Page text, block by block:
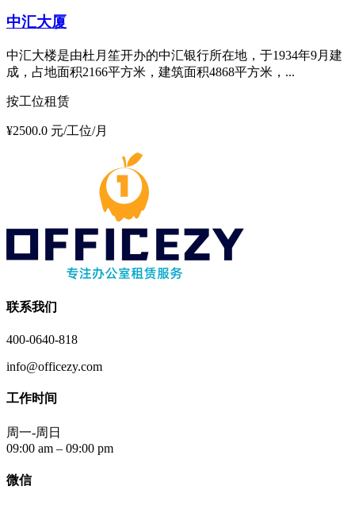
中汇大厦
中汇大楼是由杜月笙开办的中汇银行所在地，于1934年9月建
成，占地面积2166平方米，建筑面积4868平方米，...
按工位租赁
¥2500.0 元/工位/月
联系我们
400-0640-818
info@officezy.com
工作时间
周一-周日
09:00 am – 09:00 pm
微信